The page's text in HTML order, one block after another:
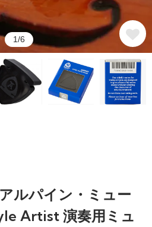
1/6
ルパイン・ミュー
Artist 演奏用ミュ